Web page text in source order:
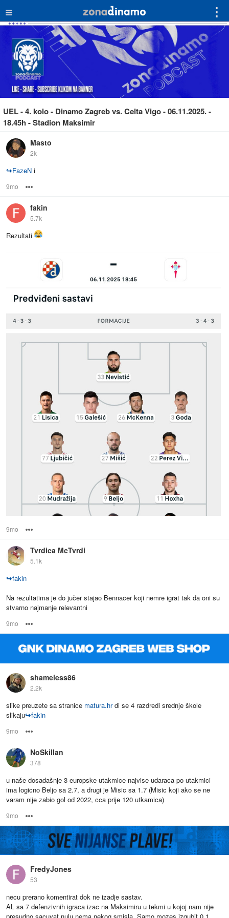
≡ ⋮
UEL - 4. kolo - Dinamo Zagreb vs. Celta Vigo - 06.11.2025. -
18.45h - Stadion Maksimir
Masto
2k
↪FazeN i
9mo
fakin
5.7k
Rezultati
9mo
Tvrdica McTvrdi
5.1k
↪fakin
Na rezultatima je do jučer stajao Bennacer koji nemre igrat tak da oni su
stvarno najmanje relevantni
9mo
shameless86
2.2k
slike preuzete sa stranice matura.hrdi se 4 razdredi srednje škole
slikaju↪fakin
9mo
NoSkillan
378
u naše dosadašnje 3 europske utakmice najvise udaraca po utakmici
ima logicno Beljo sa 2.7, a drugi je Misic sa 1.7 (Misic koji ako se ne
varam nije zabio gol od 2022, cca prije 120 utkamica)
9mo
FredyJones
53
necu prerano komentirat dok ne izadje sastav.
AL sa 7 defenzivnih igraca izac na Maksimiru u tekmi u kojoj nam nije